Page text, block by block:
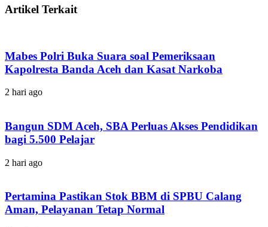
Artikel Terkait
Mabes Polri Buka Suara soal Pemeriksaan
Kapolresta Banda Aceh dan Kasat Narkoba
2 hari ago
Bangun SDM Aceh, SBA Perluas Akses Pendidikan
bagi 5.500 Pelajar
2 hari ago
Pertamina Pastikan Stok BBM di SPBU Calang
Aman, Pelayanan Tetap Normal